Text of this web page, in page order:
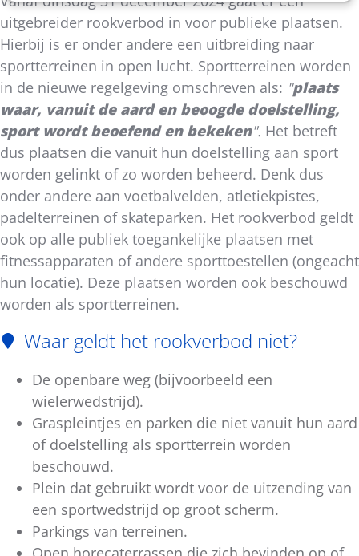
uitgebreider rookverbod in voor publieke plaatsen.
Hierbij is er onder andere een uitbreiding naar
sportterreinen in open lucht. Sportterreinen worden
in de nieuwe regelgeving omschreven als: "plaats
waar, vanuit de aard en beoogde doelstelling,
sport wordt beoefend en bekeken". Het betreft
dus plaatsen die vanuit hun doelstelling aan sport
worden gelinkt of zo worden beheerd. Denk dus
onder andere aan voetbalvelden, atletiekpistes,
padelterreinen of skateparken. Het rookverbod geldt
ook op alle publiek toegankelijke plaatsen met
fitnessapparaten of andere sporttoestellen (ongeacht
hun locatie). Deze plaatsen worden ook beschouwd
worden als sportterreinen.
Waar geldt het rookverbod niet?
De openbare weg (bijvoorbeeld een
wielerwedstrijd).
Graspleintjes en parken die niet vanuit hun aard
of doelstelling als sportterrein worden
beschouwd.
Plein dat gebruikt wordt voor de uitzending van
een sportwedstrijd op groot scherm.
Parkings van terreinen.